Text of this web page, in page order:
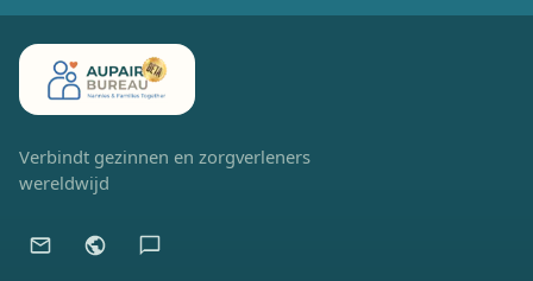
Verbindt gezinnen en zorgverleners
wereldwijd